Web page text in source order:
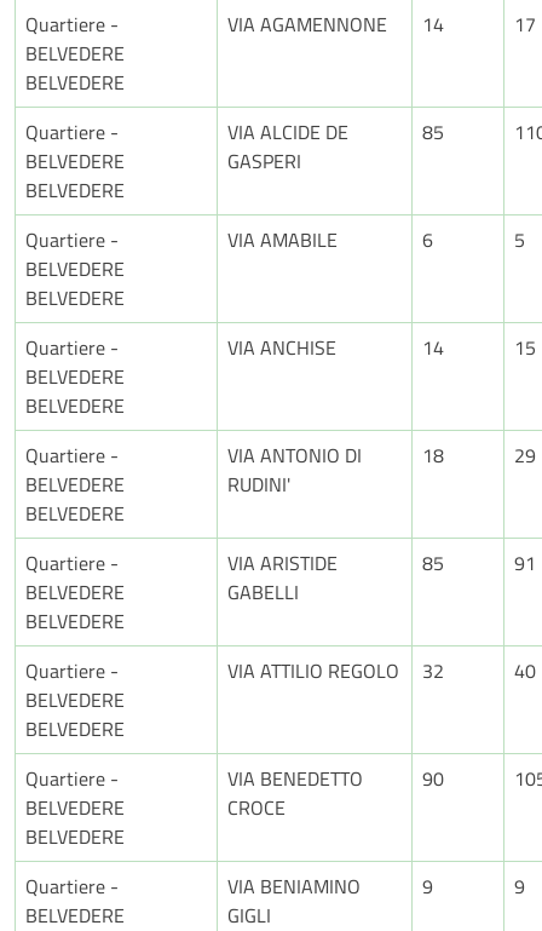
Quartiere -
BELVEDERE
BELVEDERE
VIA AGAMENNONE 14 17
Quartiere -
BELVEDERE
BELVEDERE
VIA ALCIDE DE
GASPERI
85
Quartiere -
BELVEDERE
BELVEDERE
VIA AMABILE 6 5
Quartiere -
BELVEDERE
BELVEDERE
VIA ANCHISE 14 15
Quartiere -
BELVEDERE
BELVEDERE
VIA ANTONIO DI
RUDINI'
18 29
Quartiere -
BELVEDERE
BELVEDERE
VIA ARISTIDE
GABELLI
85 91
Quartiere -
BELVEDERE
BELVEDERE
VIA ATTILIO REGOLO 32 40
Quartiere -
BELVEDERE
BELVEDERE
VIA BENEDETTO
CROCE
90
Quartiere -
BELVEDERE
VIA BENIAMINO
GIGLI
9 9